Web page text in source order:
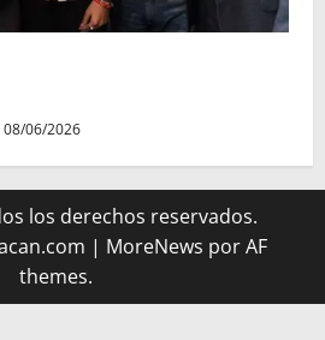
08/06/2026
los derechos reservados.
| MoreNews por AF
themes.